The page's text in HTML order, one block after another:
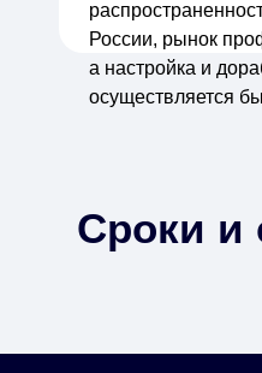
России, рынок
а настройка и
осуществляется
Сроки и